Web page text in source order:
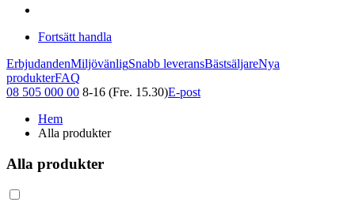
Fortsätt handla
ErbjudandenMiljövänligSnabb leveransBästsäljareNya
produkterFAQ
08 505 000 00 8-16 (Fre. 15.30)E-post
Hem
Alla produkter
Alla produkter